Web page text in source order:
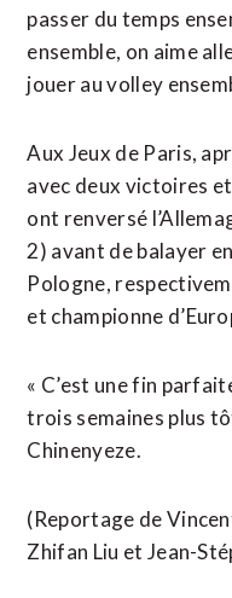
passer du temps
ensemble, on aime
jouer au volley
Aux Jeux de Paris,
avec deux victoires
ont renversé
2) avant de balayer
Pologne,
et championne
« C’est une fin
trois semaines plus
Chinenyeze.
(Reportage de
Zhifan Liu et Jean-